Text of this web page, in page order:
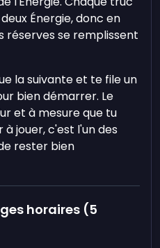
Énergie, donc en
réserves se remplissent
la suivante et te file un
bien démarrer. Le
et à mesure que tu
jouer, c'est l'un des
rester bien
horaires (5